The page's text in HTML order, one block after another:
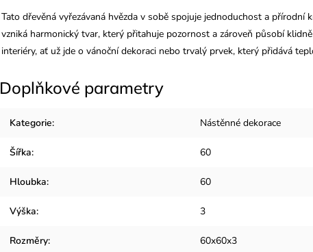
Tato dřevěná vyřezávaná hvězda v sobě spojuje jednoduchost a přírodní
vzniká harmonický tvar, který přitahuje pozornost a zároveň působí
interiéry, ať už jde o vánoční dekoraci nebo trvalý prvek, který přidává
Doplňkové parametry
Kategorie: Nástěnné dekorace
Šířka: 60
Hloubka: 60
Výška: 3
Rozměry: 60x60x3